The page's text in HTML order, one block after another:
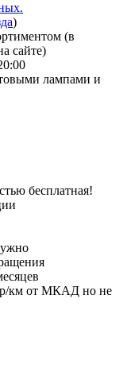
)
(в
сайте)
лампами и
бесплатная!
р/км от МКАД но не